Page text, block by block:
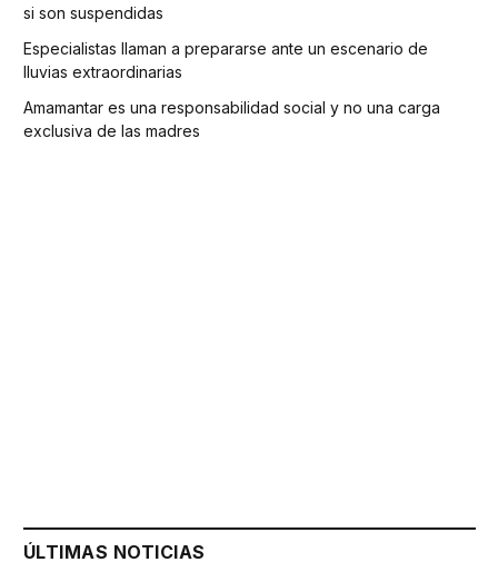
si son suspendidas
Especialistas llaman a prepararse ante un escenario de
lluvias extraordinarias
Amamantar es una responsabilidad social y no una carga
exclusiva de las madres
ÚLTIMAS NOTICIAS